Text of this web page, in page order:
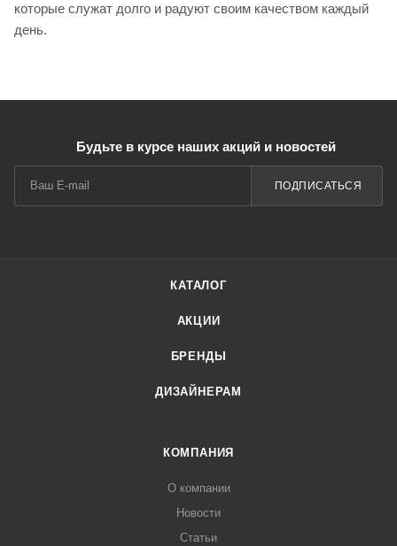
которые служат долго и радуют своим качеством каждый
день.
Будьте в курсе наших акций и новостей
ПОДПИСАТЬСЯ
КАТАЛОГ
АКЦИИ
БРЕНДЫ
ДИЗАЙНЕРАМ
КОМПАНИЯ
О компании
Новости
Статьи